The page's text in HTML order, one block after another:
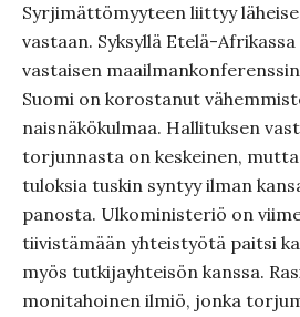
Syrjimättömyyteen liittyy
vastaan. Syksyllä Etelä-
vastaisen
Suomi on korostanut
naisnäkökulmaa. Hallituksen
torjunnasta on keskeinen,
tuloksia tuskin syntyy ilman
panosta. Ulkoministeriö on
tiivistämään yhteistyötä paitsi
myös tutkijayhteisön kanssa.
monitahoinen ilmiö, jonka